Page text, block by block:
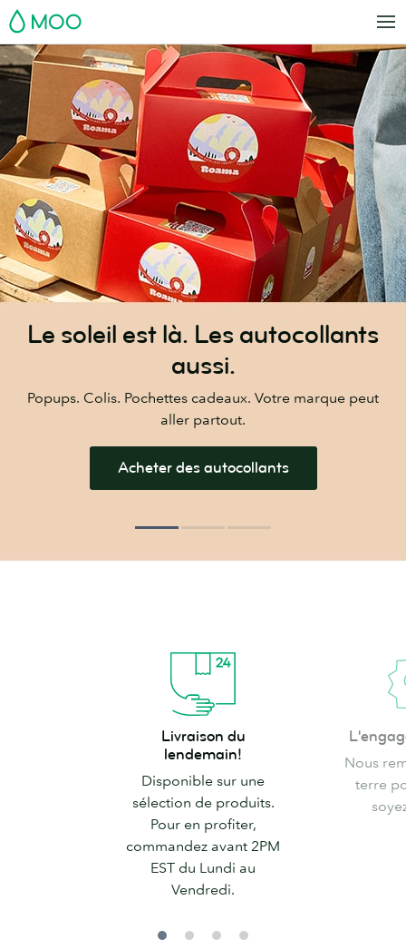
Aller
au
contenu
principal
MOO
Le soleil est là. Les autocollants
aussi.
Popups. Colis. Pochettes cadeaux. Votre marque peut
aller partout.
Acheter des autocollants
Livraison du
lendemain!
Disponible sur une
sélection de produits.
Pour en profiter,
commandez avant 2PM
EST du Lundi au
Vendredi.
Nous
terre